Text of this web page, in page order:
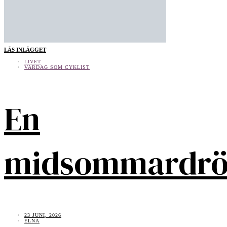
LÄS INLÄGGET
LIVET
VARDAG SOM CYKLIST
En
23 JUNI, 2026
ELNA